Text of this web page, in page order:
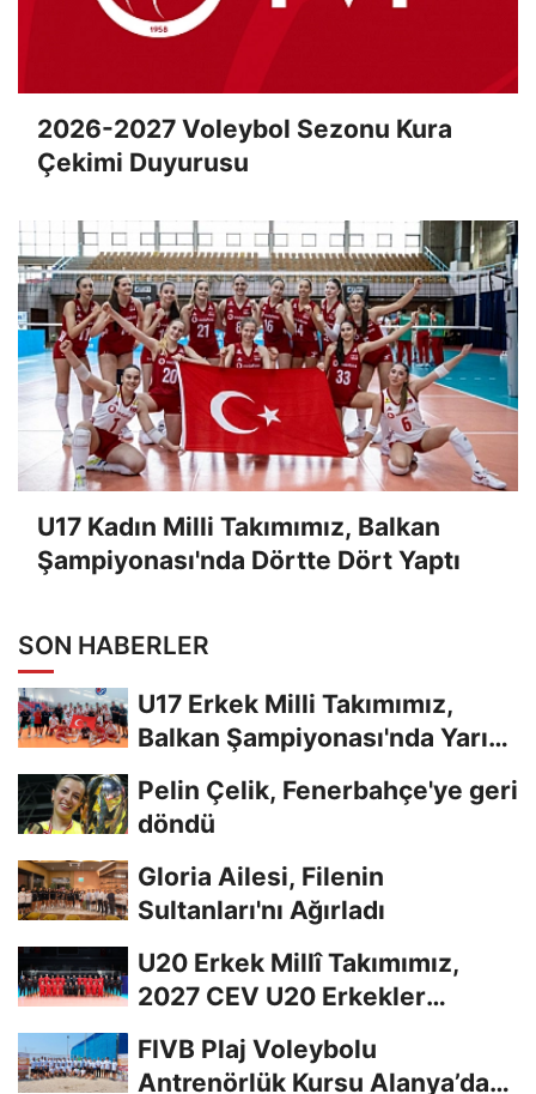
2026-2027 Voleybol Sezonu Kura
Çekimi Duyurusu
U17 Kadın Milli Takımımız, Balkan
Şampiyonası'nda Dörtte Dört Yaptı
SON HABERLER
U17 Erkek Milli Takımımız,
Balkan Şampiyonası'nda Yarı
Pelin Çelik, Fenerbahçe'ye geri
döndü
Gloria Ailesi, Filenin
Sultanları'nı Ağırladı
U20 Erkek Millî Takımımız,
2027 CEV U20 Erkekler
FIVB Plaj Voleybolu
Antrenörlük Kursu Alanya’da